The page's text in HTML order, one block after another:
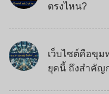
ตรงไหน?
เว็บไซต์คือขุม
ยุคนี้ ถึงสำคัญ